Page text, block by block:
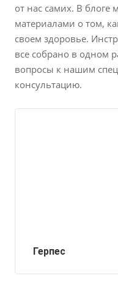
от нас самих. В
материалами о том,
своем здоровье.
все собрано в одном
вопросы к нашим
консультацию.
Герпес